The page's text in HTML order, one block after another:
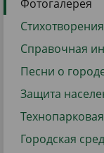
Фотогалерея
Справочная
Песни о
Защита
Городская